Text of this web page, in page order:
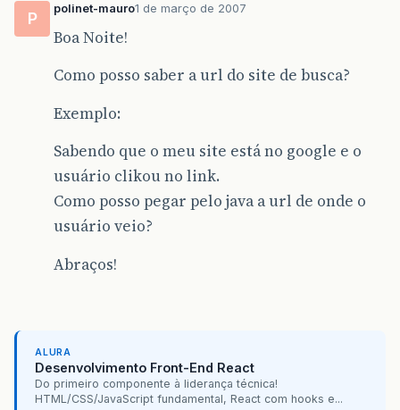
P
polinet-mauro1 de março de 2007
Boa Noite!
Como posso saber a url do site de busca?
Exemplo:
Sabendo que o meu site está no google e o
usuário clikou no link.
Como posso pegar pelo java a url de onde o
usuário veio?
Abraços!
ALURA
Desenvolvimento Front-End React
Do primeiro componente à liderança técnica!
HTML/CSS/JavaScript fundamental, React com hooks e...